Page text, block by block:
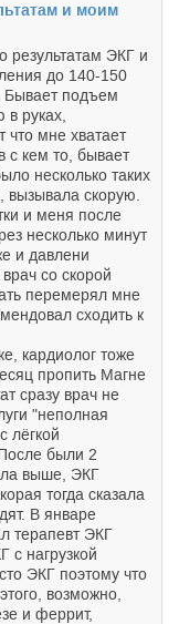
и моим
результатам ЭКГ и
до 140-150
Бывает подъем
руках,
что мне хватает
с кем то, бывает
несколько таких
вызывала скорую.
и меня после
несколько минут
и давлени
со скорой
перемерял мне
сходить к
кардиолог тоже
пропить Магне
сразу врач не
"неполная
лёгкой
были 2
выше, ЭКГ
тогда сказала
В январе
терапевт ЭКГ
с нагрузкой
ЭКГ поэтому что
возможно,
и феррит,